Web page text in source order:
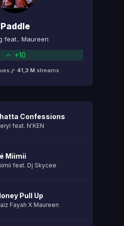
Paddle
feat.. Maureen
+10
41,3 M streams
Confessions
feat. N'KEN
Miimii
feat. Dj Skycee
Pull Up
Fayah X Maureen